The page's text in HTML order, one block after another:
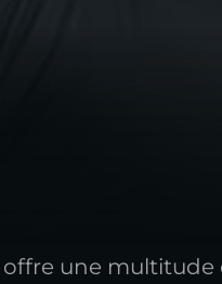
une multitude